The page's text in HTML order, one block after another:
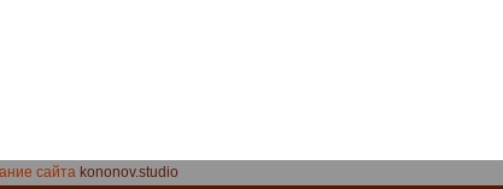
сайта kononov.studio